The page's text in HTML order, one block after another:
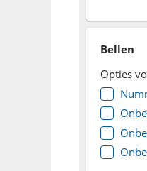
Bellen
Opties